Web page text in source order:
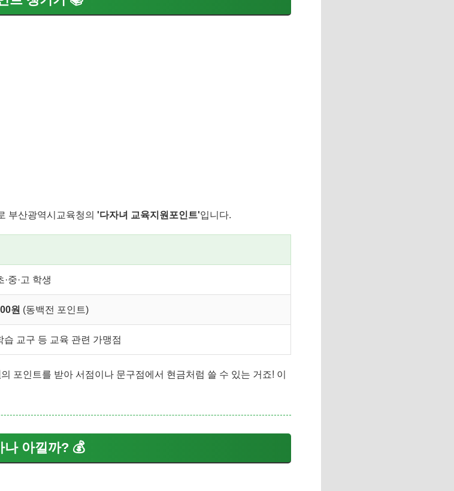
부산광역시교육청의 '다자녀 교육지원포인트'입니다.
중·고 학생
원 (동백전 포인트)
습 교구 등 교육 관련 가맹점
의 포인트를 받아 서점이나 문구점에서 현금처럼 쓸 수 있는 거죠! 이
나 아낄까? 💰